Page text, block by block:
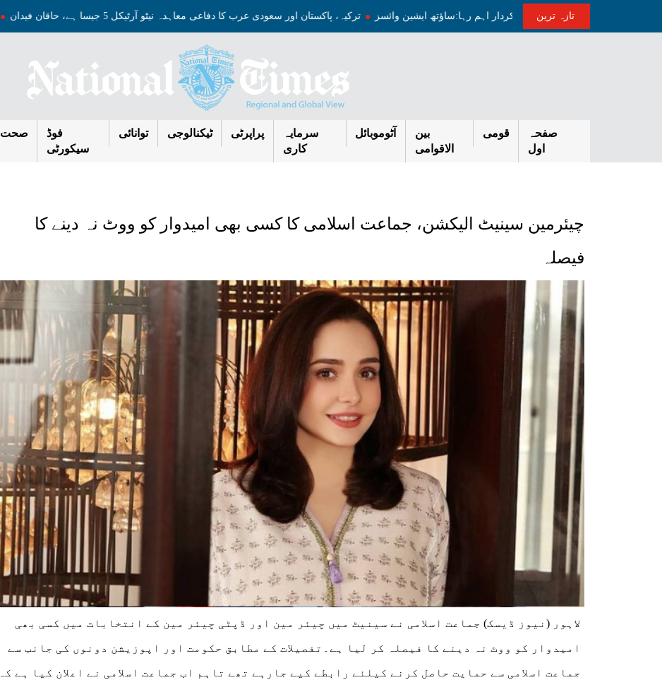
تازہ ترین
کشیدگی کم کرنے میں پاکستان کا ثالثی کردار اہم رہا:ساؤتھ ایشین وائسز ترکیہ، پاکستان اور سعودی عرب کا دفاعی معاہدہ نیٹو آرٹیکل 5 جیسا ہے، حاقان فیدان
صفحہ
اول
قومی
بین
الاقوامی
آٹوموبائل
سرمایہ
کاری
پراپرٹی ٹیکنالوجی توانائی
فوڈ
سیکورٹی
صحت
چیئرمین سینیٹ الیکشن، جماعت اسلامی کا کسی بھی امیدوار کو ووٹ نہ دینے کا
فیصلہ
لاہور (نیوز ڈیسک) جماعت اسلامی نے سینیٹ میں چیئر مین اور ڈپٹی چیئر مین کے انتخابات میں کسی بھی
امیدوار کو ووٹ نہ دینے کا فیصلہ کر لیا ہے۔تفصیلات کے مطابق حکومت اور اپوزیشن دونوں کی جانب سے
جماعت اسلامی سے حمایت حاصل کرنے کیلئے رابطے کیے جارہے تھے تاہم اب جماعت اسلامی نے اعلان کیا ہے کہ